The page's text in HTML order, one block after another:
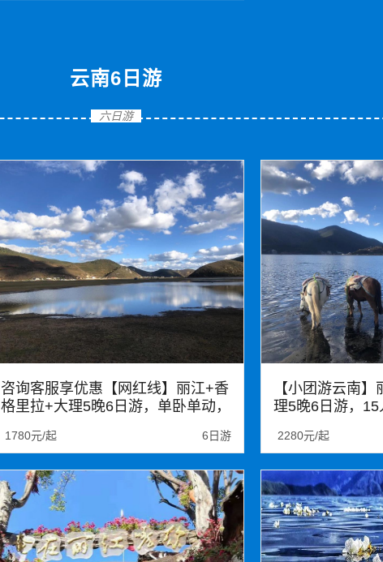
云南6日游
六日游
咨询客服享优惠【网红线】丽江+香
格里拉+大理5晚6日游，单卧单动，
1780元/起 6日游
大理 丽江 泸沽湖
玉龙雪山
束河古镇
洱海游船
崇圣寺三塔
大理古城 洋人街
【小团游云南
理5晚6日游，
2280元/起
丽江 大理 西
昆明石林